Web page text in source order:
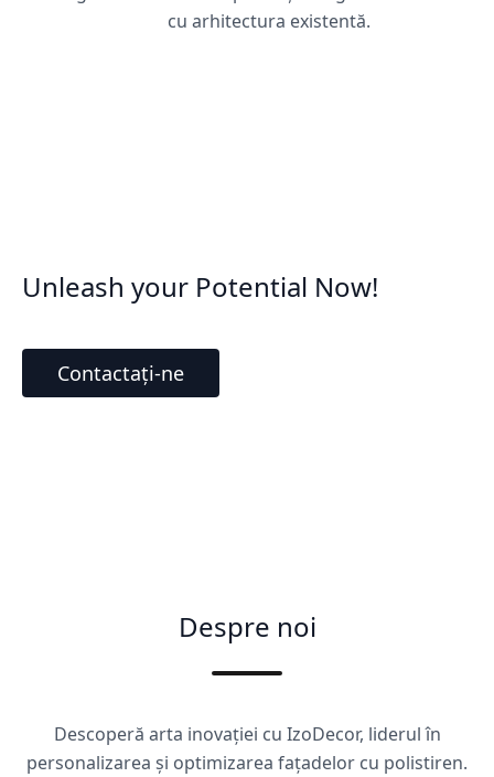
cu arhitectura existentă.
Unleash your Potential Now!
Contactați-ne
Despre noi
Descoperă arta inovației cu IzoDecor, liderul în
personalizarea și optimizarea fațadelor cu polistiren.